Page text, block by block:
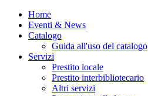
Home
Eventi & News
Catalogo
Guida all'uso del catalogo
Servizi
Prestito locale
Prestito interbibliotecario
Altri servizi